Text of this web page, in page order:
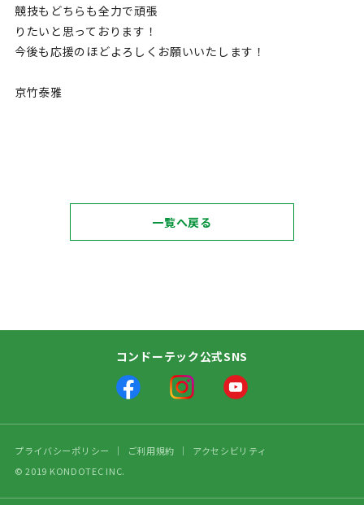
競技もどちらも全力で頑張
りたいと思っております！
今後も応援のほどよろしくお願いいたします！
京竹泰雅
一覧へ戻る
コンドーテック公式SNS
プライバシーポリシー ご利用規約
アクセシビリティ
© 2019 KONDOTEC INC.